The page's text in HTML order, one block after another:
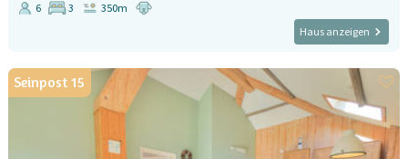
6 3
350m
Haus anzeigen
Seinpost 15